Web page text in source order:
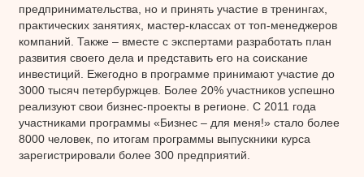
предпринимательства, но и принять участие в тренингах,
практических занятиях, мастер-классах от топ-менеджеров
компаний. Также – вместе с экспертами разработать план
развития своего дела и представить его на соискание
инвестиций. Ежегодно в программе принимают участие до
3000 тысяч петербуржцев. Более 20% участников успешно
реализуют свои бизнес-проекты в регионе. С 2011 года
участниками программы «Бизнес – для меня!» стало более
8000 человек, по итогам программы выпускники курса
зарегистрировали более 300 предприятий.